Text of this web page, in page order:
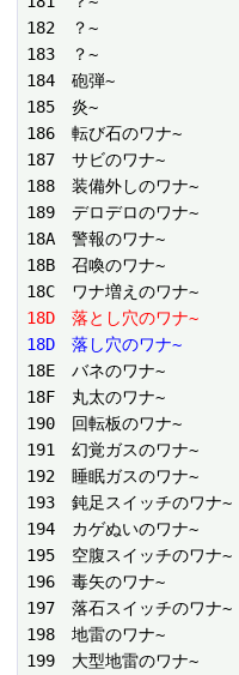
182　？~
183　？~
184　砲弾~
185　炎~
186　転び石のワナ~
187　サビのワナ~
188　装備外しのワナ~
189　デロデロのワナ~
18A　警報のワナ~
18B　召喚のワナ~
18D　落とし穴のワナ~
18D　落し穴のワナ~
18E　バネのワナ~
18F　丸太のワナ~
190　回転板のワナ~
191　幻覚ガスのワナ~
192　睡眠ガスのワナ~
193　鈍足スイッチのワナ~
194　カゲぬいのワナ~
195　空腹スイッチのワナ~
196　毒矢のワナ~
197　落石スイッチのワナ~
198　地雷のワナ~
199　大型地雷のワナ~